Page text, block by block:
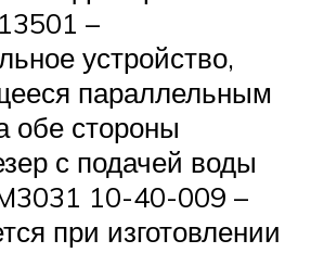
–
устройство,
параллельным
обе стороны
с подачей воды
10-40-009 –
при изготовлении